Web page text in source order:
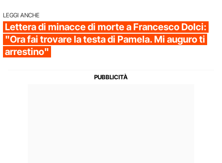
LEGGI ANCHE
Lettera di minacce di morte a Francesco Dolci:
"Ora fai trovare la testa di Pamela. Mi auguro ti
arrestino"